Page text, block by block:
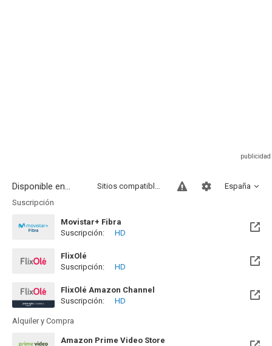
Disponible en... España
Sitios compatibles
Suscripción
Movistar+ Fibra
Disponible hasta el Vie, 01 Ene 2100 (Quedan 73 años)
Suscripción: HD
FlixOlé
Suscripción:
HD
FlixOlé Amazon Channel
Suscripción:
HD
Alquiler y Compra
Amazon Prime Video Store